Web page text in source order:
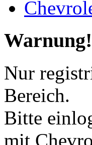
Warnung!
Nur
Bereich.
Bitte
mit